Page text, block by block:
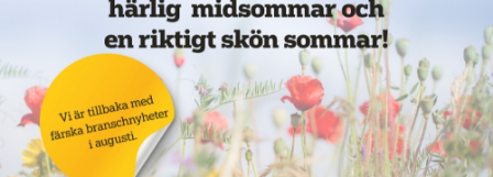
NYHETER 10 juni 2026
Nytt taxibolag i Borlänge
NYHETER 10 juni 2026